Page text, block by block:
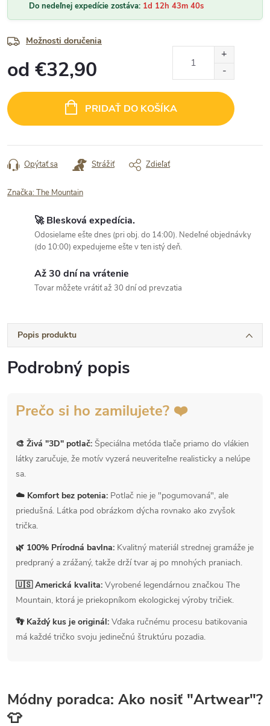
Do nedeľnej expedície zostáva: 1d 12h 43m 39s
Možnosti doručenia
od €32,90
cena:
PRIDAŤ DO KOŠÍKA
Opýtať sa Strážiť Zdieľať
Značka:The Mountain
🚀 Blesková expedícia.
Odosielame ešte dnes (pri obj. do 14:00). Nedeľné objednávky
(do 10:00) expedujeme ešte v ten istý deň.
Až 30 dní na vrátenie
Tovar môžete vrátiť až 30 dní od prevzatia
Popis produktu
Podrobný popis
Prečo si ho zamilujete? ❤️
🎨 Živá "3D" potlač: Špeciálna metóda tlače priamo do vlákien
látky zaručuje, že motív vyzerá neuveriteľne realisticky a nelúpe
sa.
☁️ Komfort bez potenia: Potlač nie je "pogumovaná", ale
priedušná. Látka pod obrázkom dýcha rovnako ako zvyšok
trička.
🌿 100% Prírodná bavlna: Kvalitný materiál strednej gramáže je
predpraný a zrážaný, takže drží tvar aj po mnohých praniach.
🇺🇸 Americká kvalita: Vyrobené legendárnou značkou The
Mountain, ktorá je priekopníkom ekologickej výroby tričiek.
👣 Každý kus je originál: Vďaka ručnému procesu batikovania
má každé tričko svoju jedinečnú štruktúru pozadia.
Módny poradca: Ako nosiť "Artwear"?
👕